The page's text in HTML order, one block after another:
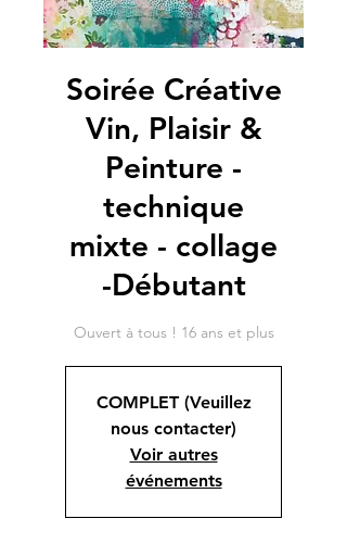
Soirée Créative
Vin, Plaisir &
Peinture -
technique
mixte - collage
-Débutant
Ouvert à tous ! 16 ans et plus
COMPLET (Veuillez
nous contacter)
Voir autres
événements